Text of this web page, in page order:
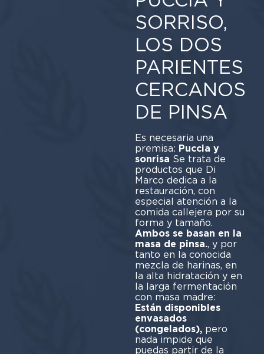
SORRISO,
LOS DOS
PARIENTES
CERCANOS
DE PINSA
Es necesaria una
premisa: Puccia y
sonrisa Se trata de
productos que Di
Marco dedica a la
restauración, con
especial atención a la
comida callejera por su
forma y tamaño.
Ambos se basan en la
masa de pinsa., y por
tanto en la conocida
mezcla de harinas, en
la alta hidratación y en
la larga fermentación
con masa madre:
Están disponibles
envasados
(congelados),pero
nada impide que
puedas partir de la